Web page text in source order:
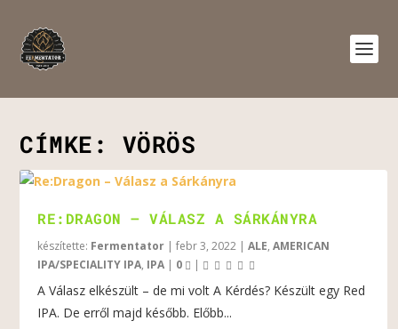
CÍMKE: VÖRÖS
RE:DRAGON – VÁLASZ A SÁRKÁNYRA
készítette: Fermentator |febr 3, 2022 |ALE,AMERICAN
IPA/SPECIALITY IPA, IPA | 0 |
A Válasz elkészült – de mi volt A Kérdés? Készült egy Red
IPA. De erről majd később. Előbb...